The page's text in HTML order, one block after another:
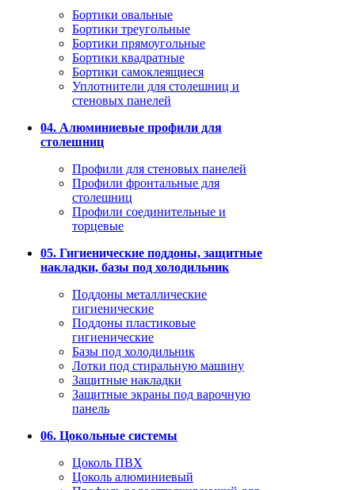
Бортики овальные
Бортики треугольные
Бортики прямоугольные
Бортики квадратные
Бортики самоклеящиеся
Уплотнители для столешниц и
стеновых панелей
04. Алюминиевые профили для
столешниц
Профили для стеновых панелей
Профили фронтальные для
столешниц
Профили соединительные и
торцевые
05. Гигиенические поддоны, защитные
накладки, базы под холодильник
Поддоны металлические
гигиенические
Поддоны пластиковые
гигиенические
Базы под холодильник
Лотки под стиральную машину
Защитные накладки
Защитные экраны под варочную
панель
06. Цокольные системы
Цоколь ПВХ
Цоколь алюминиевый